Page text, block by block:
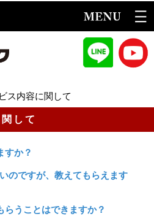
ス内容に関して
して
すか？
のですが、教えてもらえます
らうことはできますか？